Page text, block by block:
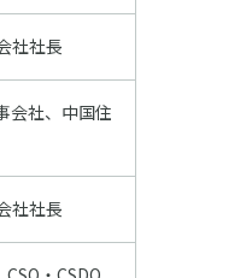
社社長
会社、中国住
社社⻑